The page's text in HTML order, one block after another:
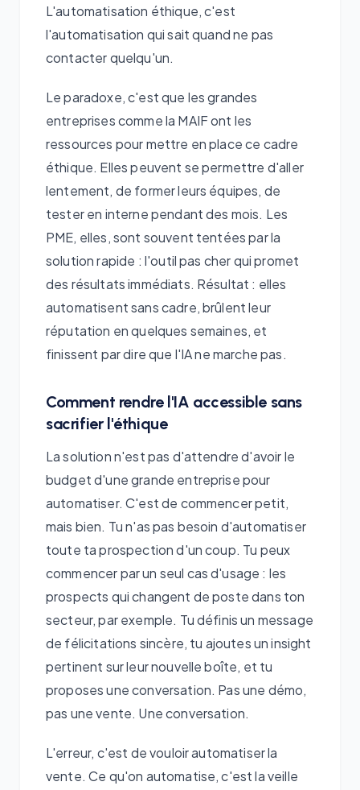
L'automatisation éthique, c'est
l'automatisation qui sait quand ne pas
contacter quelqu'un.
Le paradoxe, c'est que les grandes
entreprises comme la MAIF ont les
ressources pour mettre en place ce cadre
éthique. Elles peuvent se permettre d'aller
lentement, de former leurs équipes, de
tester en interne pendant des mois. Les
PME, elles, sont souvent tentées par la
solution rapide : l'outil pas cher qui promet
des résultats immédiats. Résultat : elles
automatisent sans cadre, brûlent leur
réputation en quelques semaines, et
finissent par dire que l'IA ne marche pas.
Comment rendre l'IA accessible sans
sacrifier l'éthique
La solution n'est pas d'attendre d'avoir le
budget d'une grande entreprise pour
automatiser. C'est de commencer petit,
mais bien. Tu n'as pas besoin d'automatiser
toute ta prospection d'un coup. Tu peux
commencer par un seul cas d'usage : les
prospects qui changent de poste dans ton
secteur, par exemple. Tu définis un message
de félicitations sincère, tu ajoutes un insight
pertinent sur leur nouvelle boîte, et tu
proposes une conversation. Pas une démo,
pas une vente. Une conversation.
L'erreur, c'est de vouloir automatiser la
vente. Ce qu'on automatise, c'est la veille